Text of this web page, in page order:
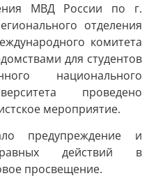
МВД России по г.
отделения
комитета
для студентов
национального
проведено
мероприятие.
предупреждение и
действий в
просвещение.